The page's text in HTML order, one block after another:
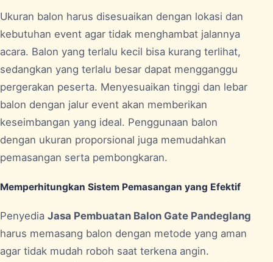
Ukuran balon harus disesuaikan dengan lokasi dan
kebutuhan event agar tidak menghambat jalannya
acara. Balon yang terlalu kecil bisa kurang terlihat,
sedangkan yang terlalu besar dapat mengganggu
pergerakan peserta. Menyesuaikan tinggi dan lebar
balon dengan jalur event akan memberikan
keseimbangan yang ideal. Penggunaan balon
dengan ukuran proporsional juga memudahkan
pemasangan serta pembongkaran.
Memperhitungkan Sistem Pemasangan yang Efektif
Penyedia Jasa Pembuatan Balon Gate Pandeglang
harus memasang balon dengan metode yang aman
agar tidak mudah roboh saat terkena angin.